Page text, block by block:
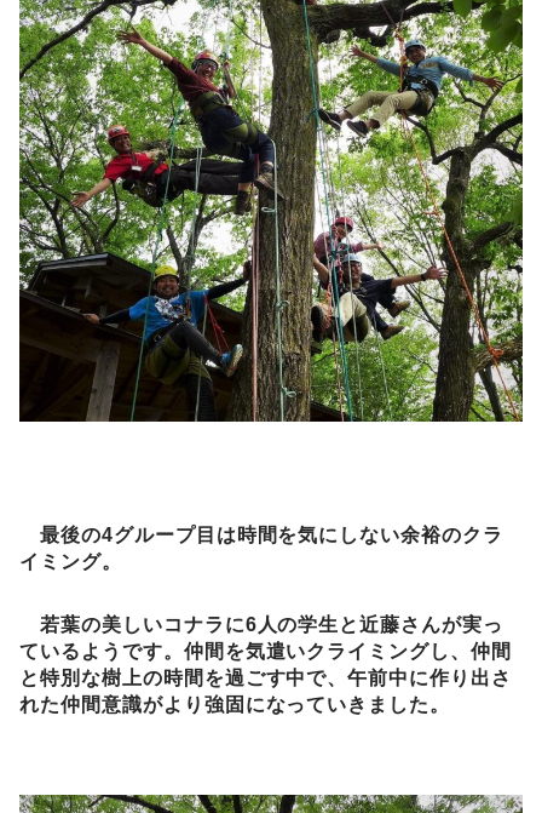
最後の4グループ目は時間を気にしない余裕のクラ
イミング。
若葉の美しいコナラに6人の学生と近藤さんが実っ
ているようです。仲間を気遣いクライミングし、仲間
と特別な樹上の時間を過ごす中で、午前中に作り出さ
れた仲間意識がより強固になっていきました。